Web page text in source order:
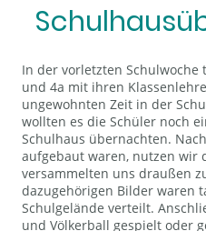
In der vorletzten Schulwoche
und 4a mit ihren
ungewohnten Zeit in der
wollten es die Schüler noch
Schulhaus übernachten.
aufgebaut waren, nutzen wir
versammelten uns draußen
dazugehörigen Bilder waren
Schulgelände verteilt.
und Völkerball gespielt oder